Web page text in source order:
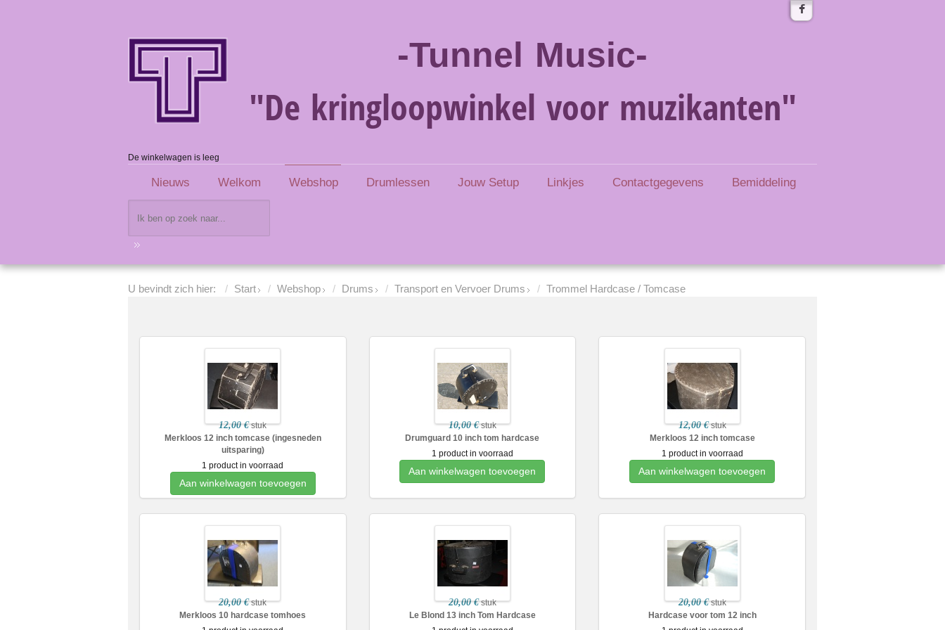
-Tunnel Music-
"De kringloopwinkel voor muzikanten"
De winkelwagen is leeg
Nieuws Welkom Webshop Drumlessen Jouw Setup Linkjes Contactgegevens Bemiddeling
U bevindt zich hier: Start Webshop Drums Transport en Vervoer Drums Trommel Hardcase / Tomcase
12,00 € stuk
Merkloos 12 inch tomcase (ingesneden
uitsparing)
1 product in voorraad
Aan winkelwagen toevoegen
10,00 € stuk
Drumguard 10 inch tom hardcase
1 product in voorraad
Aan winkelwagen toevoegen
12,00 € stuk
Merkloos 12 inch tomcase
1 product in voorraad
Aan winkelwagen toevoegen
20,00 € stuk
Merkloos 10 hardcase tomhoes
20,00 € stuk
Le Blond 13 inch Tom Hardcase
20,00 € stuk
Hardcase voor tom 12 inch